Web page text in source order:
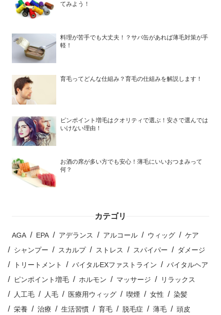
てみよう！
料理が苦手でも大丈夫！？サバ缶があれば薄毛対策が手
軽！
育毛ってどんな仕組み？育毛の仕組みを解説します！
ピンポイント増毛はクオリティで選ぶ！安さで選んでは
いけない理由！
お酒の席が多い方でも安心！薄毛にいいおつまみって
何？
カテゴリ
AGA EPA アデランス アルコール ウィッグ
ケア
シャンプー
スカルプ ストレス スパイパー
ダメージ
トリートメント
バイタルEXファストライン
バイタルヘア
ピンポイント増毛
ホルモン マッサージ
リラックス
人工毛
人毛 医療用ウィッグ 喫煙 女性
染髪
栄養
治療 生活習慣 育毛 脱毛症 薄毛 頭皮